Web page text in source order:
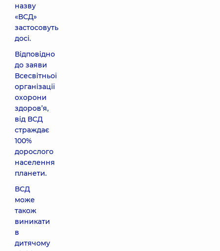
назву
«ВСД»
застосовуть
досі.
Відповідно
до заяви
Всесвітньої
організації
охорони
здоров’я,
від ВСД
страждає
100%
дорослого
населення
планети.
ВСД
може
також
виникати
в
дитячому